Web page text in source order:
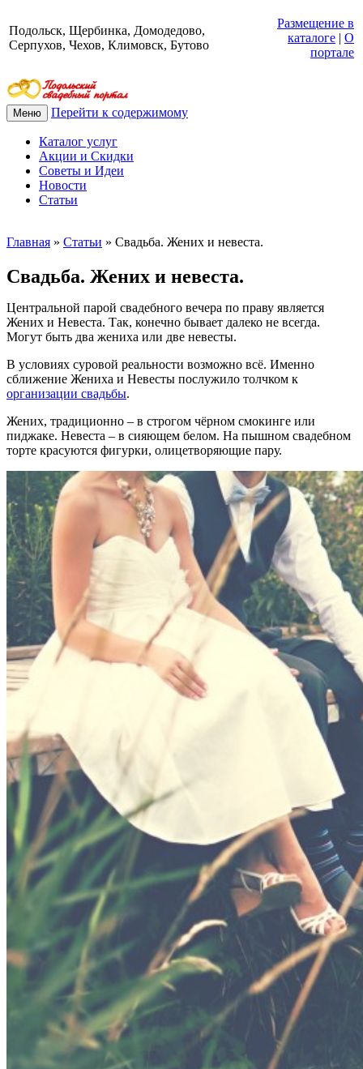
Подольск, Щербинка, Домодедово,
Серпухов, Чехов, Климовск, Бутово
Размещение в
каталоге | О
портале
Меню Перейти к содержимому
Каталог услуг
Акции и Скидки
Советы и Идеи
Новости
Статьи
Главная » Статьи » Свадьба. Жених и невеста.
Свадьба. Жених и невеста.
Центральной парой свадебного вечера по праву является
Жених и Невеста. Так, конечно бывает далеко не всегда.
Могут быть два жениха или две невесты.
В условиях суровой реальности возможно всё. Именно
сближение Жениха и Невесты послужило толчком к
организации свадьбы.
Жених, традиционно – в строгом чёрном смокинге или
пиджаке. Невеста – в сияющем белом. На пышном свадебном
торте красуются фигурки, олицетворяющие пару.